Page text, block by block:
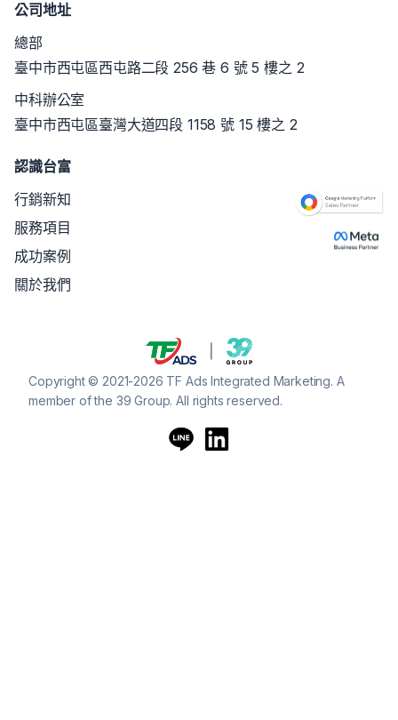
公司地址
總部
臺中市西屯區西屯路二段 256 巷 6 號 5 樓之 2
中科辦公室
臺中市西屯區臺灣大道四段 1158 號 15 樓之 2
認識台富
行銷新知
服務項目
成功案例
關於我們
Copyright © 2021-2026 TF Ads Integrated Marketing. A
member of the 39 Group. All rights reserved.